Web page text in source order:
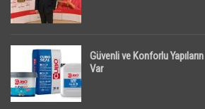
Güvenli ve Konforlu
Var